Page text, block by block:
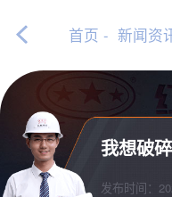
首页 - 新闻资
我想破
发布时间：